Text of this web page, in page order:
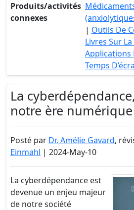
Produits/activités
connexes
| Outils De
Livres Sur
Applications
Temps
La
notre ère numérique
Posté par Dr. Amélie Gavard,
Einmahl | 2024-May-10
La cyberdépendance est
devenue un enjeu majeur
de notre société